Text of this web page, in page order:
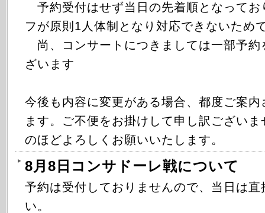
予約受付はせず当日の先着順となってお
フが原則1人体制となり対応できないため
尚、コンサートにつきましては一部予約
ざいます
今後も内容に変更がある場合、都度ご案
ます。ご不便をお掛けして申し訳ござい
のほどよろしくお願いいたします。
8月8日コンサドーレ戦について
予約は受付しておりませんので、当日は
い。